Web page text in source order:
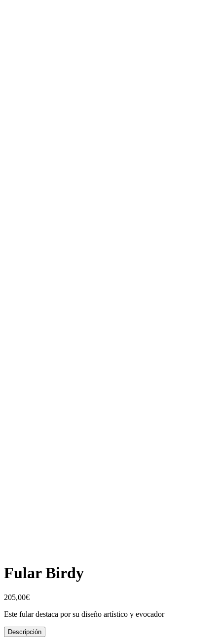
Fular Birdy
205,00€
Este fular destaca por su diseño artístico y evocador
Descripción